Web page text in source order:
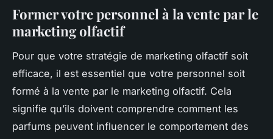
Former votre personnel à la vente par le
marketing olfactif
Pour que votre stratégie de marketing olfactif soit
efficace, il est essentiel que votre personnel soit
formé à la vente par le marketing olfactif. Cela
signifie qu’ils doivent comprendre comment les
parfums peuvent influencer le comportement des